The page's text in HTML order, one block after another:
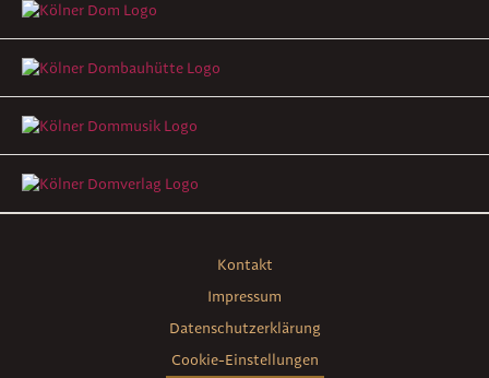
Kontakt
Impressum
Datenschutzerklärung
Cookie-Einstellungen